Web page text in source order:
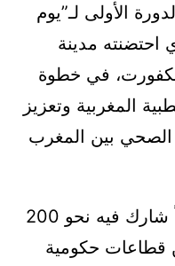
الأولى لـ”يوم
احتضنته مدينة
في خطوة
المغربية وتعزيز
الصحي بين المغرب
وشهد هذا اللقاء حضوراً وازناً شارك فيه نحو 200
حكومية